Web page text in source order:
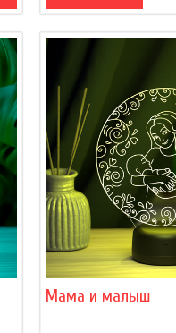
Мама и малыш